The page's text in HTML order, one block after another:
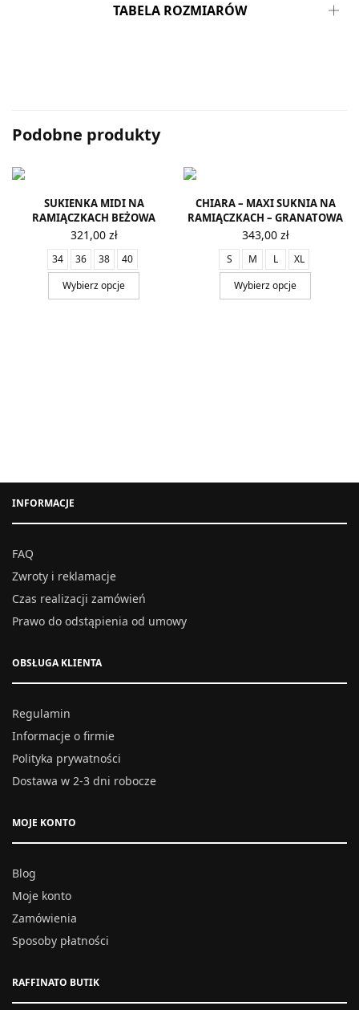
TABELA ROZMIARÓW
Podobne produkty
SUKIENKA MIDI NA
RAMIĄCZKACH BEŻOWA
321,00 zł
34 36 38
40
Wybierz opcje
CHIARA – MAXI SUKNIA NA
RAMIĄCZKACH – GRANATOWA
343,00 zł
S M L
XL
Wybierz opcje
INFORMACJE
FAQ
Zwroty i reklamacje
Czas realizacji zamówień
Prawo do odstąpienia od umowy
OBSŁUGA KLIENTA
Regulamin
Informacje o firmie
Polityka prywatności
Dostawa w 2-3 dni robocze
MOJE KONTO
Blog
Moje konto
Zamówienia
Sposoby płatności
RAFFINATO BUTIK